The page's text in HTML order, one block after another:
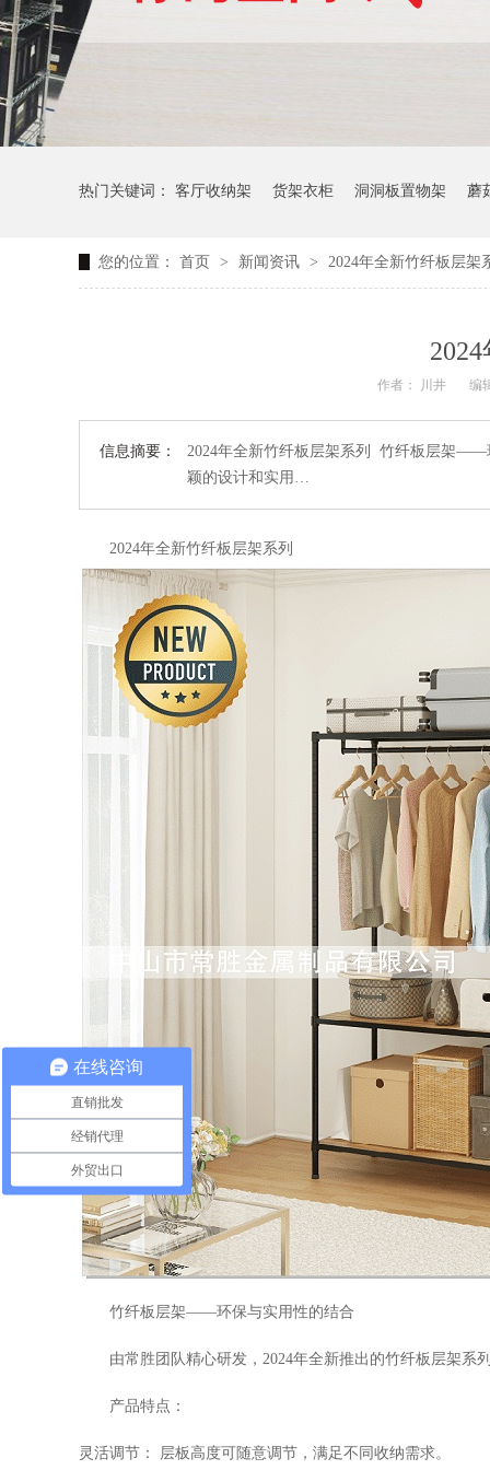
热门关键词： 客厅收纳架 货架衣柜 洞洞板置物架 蘑
您的位置： 首页 > 新闻资讯 > 2024年全新竹纤板层架
作者： 川井 编
信息摘要：
2024年全新竹纤板层架系列 竹纤板层架——
颖的设计和实用…
2024年全新竹纤板层架系列
竹纤板层架——环保与实用性的结合
由常胜团队精心研发，2024年全新推出的竹纤板层架系
产品特点：
灵活调节： 层板高度可随意调节，满足不同收纳需求。
在线咨询
直销批发
经销代理
外贸出口